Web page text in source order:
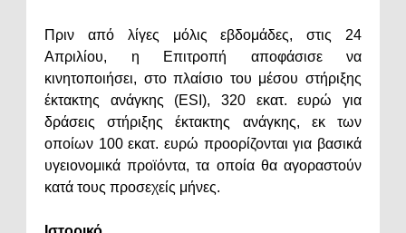
Πριν από λίγες μόλις εβδομάδες, στις 24
Απριλίου, η Επιτροπή αποφάσισε να
κινητοποιήσει, στο πλαίσιο του μέσου στήριξης
έκτακτης ανάγκης (ESI), 320 εκατ. ευρώ για
δράσεις στήριξης έκτακτης ανάγκης, εκ των
οποίων 100 εκατ. ευρώ προορίζονται για βασικά
υγειονομικά προϊόντα, τα οποία θα αγοραστούν
κατά τους προσεχείς μήνες.